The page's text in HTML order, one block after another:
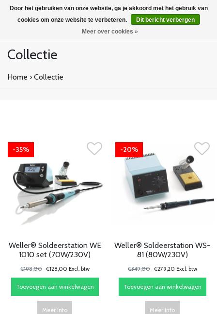
Collectie
Home › Collectie
-35%
Weller® Soldeerstation WE
1010 set (70W/230V)
€198,00 €128,00 Excl. btw
Toevoegen aan winkelwagen
Meer info
-20%
Weller® Soldeerstation WS-
81 (80W/230V)
€349,00 €279,20 Excl. btw
Toevoegen aan winkelwagen
Meer info
Door het gebruiken van onze website, ga je akkoord met het gebruik van
cookies om onze website te verbeteren.
Dit bericht verbergen
Meer over cookies »